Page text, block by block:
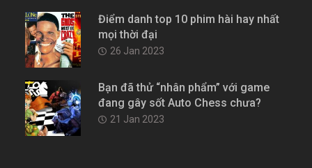
Điểm danh top 10 phim hài hay nhất
mọi thời đại
26 Jan 2023
Bạn đã thử “nhân phẩm” với game
đang gây sốt Auto Chess chưa?
21 Jan 2023